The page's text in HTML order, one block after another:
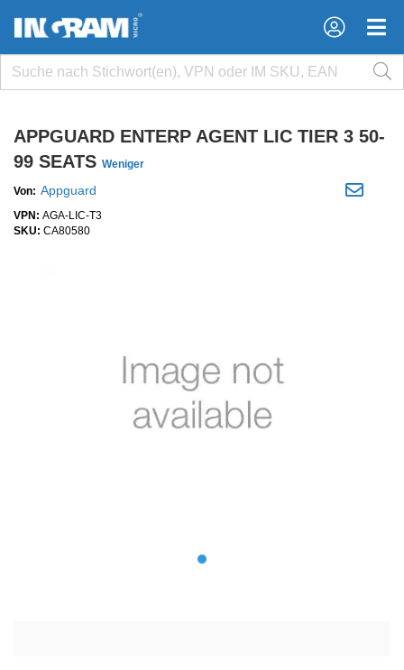
×
×
APPGUARD ENTERP AGENT LIC TIER 3 50-
99 SEATS Weniger
Von: Appguard
VPN: AGA-LIC-T3
SKU: CA80580